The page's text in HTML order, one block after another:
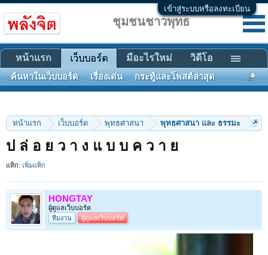
เข้าสู่ระบบหรือลงทะเบียน
หน้าแรก เว็บบอร์ด พุทธศาสนา พุทธศาสนา และ ธรรมะ
ป ล่ อ ย ว า ง แ บ บ ค ว า ย
แท็ก: เพิ่มแท็ก
HONGTAY
ผู้ดูแลเว็บบอร์ด
ทีมงาน
ผู้ดูแลเว็บบอร์ด
ชุมชนชาวพุทธ
หน้าแรก เว็บบอร์ด
ค้นหาในเว็บบอร์ด เรื่องเด่น กระทู้และโพสต์ล่าสุด
มีอะไรใหม่ วิดีโอ